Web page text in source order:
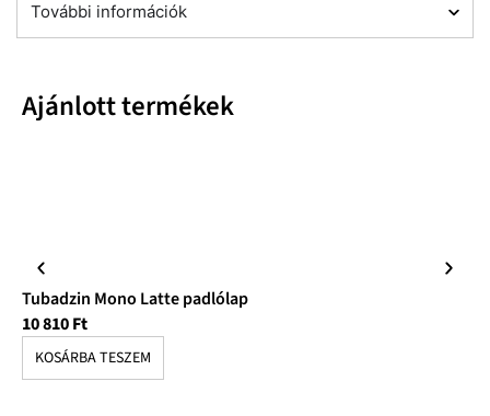
További információk
Ajánlott termékek
Tubadzin Mono Latte padlólap
10 810Ft
KOSÁRBA TESZEM